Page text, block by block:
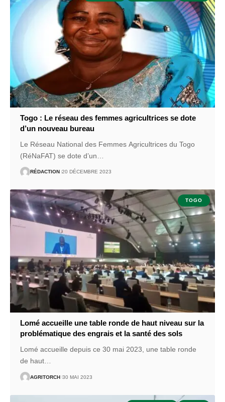
Togo : Le réseau des femmes agricultrices se dote
d’un nouveau bureau
Le Réseau National des Femmes Agricultrices du Togo
(RéNaFAT) se dote d’un
RÉDACTION 20 DÉCEMBRE 2023
TOGO
Lomé accueille une table ronde de haut niveau sur la
problématique des engrais et la santé des sols
Lomé accueille depuis ce 30 mai 2023, une table ronde
de haut
AGRITORCH 30 MAI 2023